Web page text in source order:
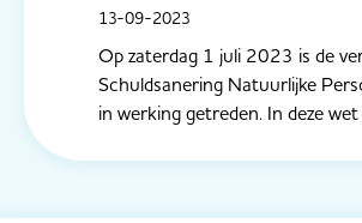
13-09-2023
Op zaterdag 1 juli 2023 is de
Schuldsanering Natuurlijke
in werking getreden. In deze